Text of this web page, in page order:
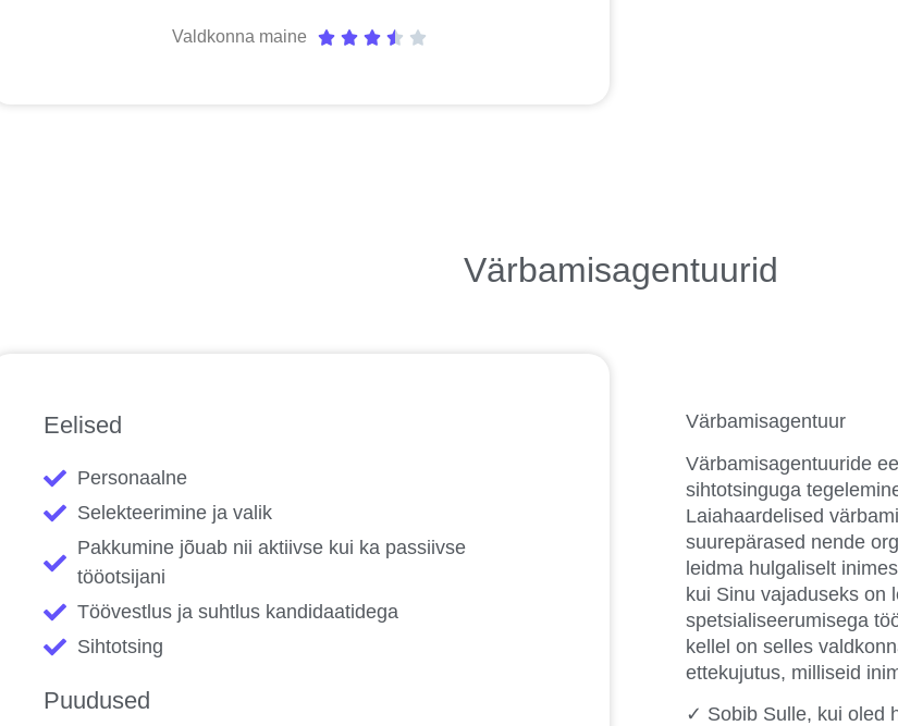
Valdkonna maine     
Värbamisagentuurid
Eelised
Personaalne
Selekteerimine ja valik
Pakkumine jõuab nii aktiivse kui ka passiivse
tööotsijani
Töövestlus ja suhtlus kandidaatidega
Sihtotsing
Puudused
Värbamisagentuur
Värbamisagentuuride
sihtotsinguga
Laiahaardelised
suurepärased nende
leidma hulgaliselt
kui Sinu vajaduseks on
spetsialiseerumisega
kellel on selles
ettekujutus, milliseid
✓ Sobib Sulle, kui oled